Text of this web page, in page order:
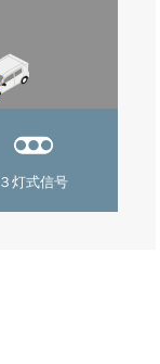
３灯式信号